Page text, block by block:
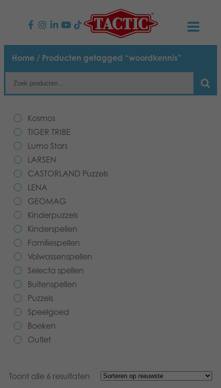
PRODUCTEN
Kinderspellen
Volwassenspellen
Selecta spellen
Puzzels
Speelgoed
Boeken
Apps
Gearchiveerde producten
NIEUWS
Onze productbelofte
Verantwoordelijkheid
Ons verhaal
CONTACT
Contact opnemen
Links
Media
Home / Producten getagged “woordkennis”
Kosmos
TIGER TRIBE
Lumo Stars
LARSEN
CASTORLAND Puzzels
LENA
GEOMAG
Kinderpuzzels
Kinderspellen
Familiespellen
Volwassenspellen
Selecta spellen
Buitenspellen
Puzzels
Speelgoed
Boeken
Outlet
Toont alle 6 resultaten